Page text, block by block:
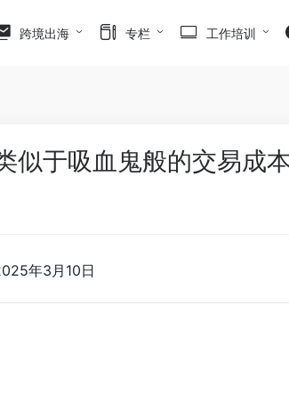
跨境出海 专栏 工作培训
似于吸血鬼般的交易成
年3月10日